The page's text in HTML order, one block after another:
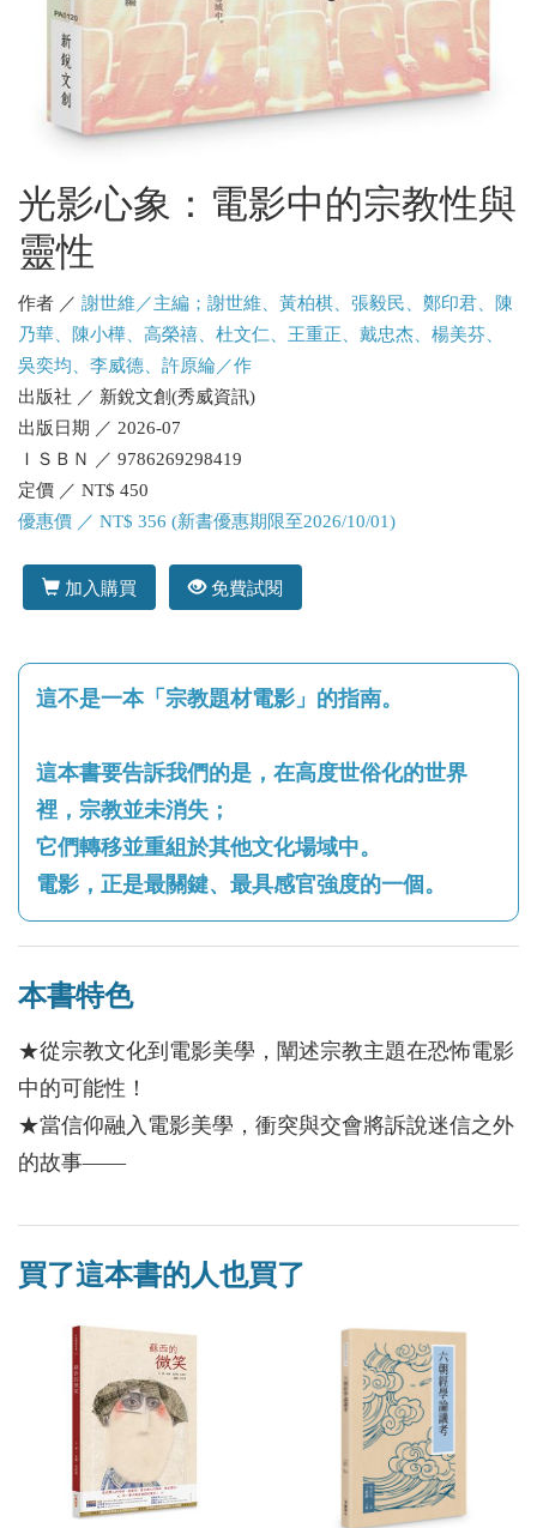
光影心象：電影中的宗教性與
靈性
作者 ／ 謝世維／主編；謝世維、黃柏棋、張毅民、鄭印君、陳
乃華、陳小樺、高榮禧、杜文仁、王重正、戴忠杰、楊美芬、
吳奕均、李威德、許原綸／作
出版社 ／ 新銳文創(秀威資訊)
出版日期 ／ 2026-07
ＩＳＢＮ ／ 9786269298419
定價 ／ NT$ 450
優惠價 ／ NT$ 356 (新書優惠期限至2026/10/01)
加入購買 免費試閱
這不是一本「宗教題材電影」的指南。
這本書要告訴我們的是，在高度世俗化的世界
裡，宗教並未消失；
它們轉移並重組於其他文化場域中。
電影，正是最關鍵、最具感官強度的一個。
本書特色
★從宗教文化到電影美學，闡述宗教主題在恐怖電影
中的可能性！
★當信仰融入電影美學，衝突與交會將訴說迷信之外
的故事——
買了這本書的人也買了